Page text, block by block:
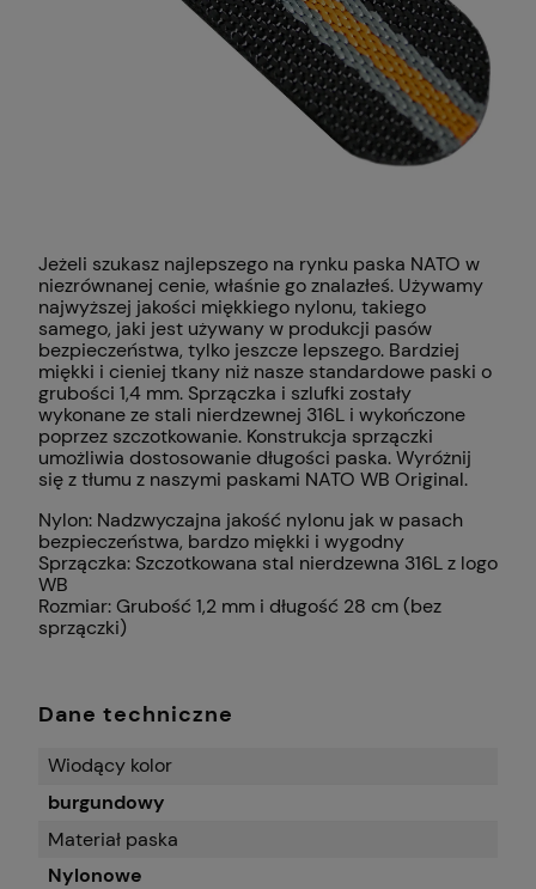
Jeżeli szukasz najlepszego na rynku paska NATO w
niezrównanej cenie, właśnie go znalazłeś. Używamy
najwyższej jakości miękkiego nylonu, takiego
samego, jaki jest używany w produkcji pasów
bezpieczeństwa, tylko jeszcze lepszego. Bardziej
miękki i cieniej tkany niż nasze standardowe paski o
grubości 1,4 mm. Sprzączka i szlufki zostały
wykonane ze stali nierdzewnej 316L i wykończone
poprzez szczotkowanie. Konstrukcja sprzączki
umożliwia dostosowanie długości paska. Wyróżnij
się z tłumu z naszymi paskami NATO WB Original.
Nylon: Nadzwyczajna jakość nylonu jak w pasach
bezpieczeństwa, bardzo miękki i wygodny
Sprzączka: Szczotkowana stal nierdzewna 316L z logo
WB
Rozmiar: Grubość 1,2 mm i długość 28 cm (bez
sprzączki)
Dane techniczne
Wiodący kolor
burgundowy
Materiał paska
Nylonowe